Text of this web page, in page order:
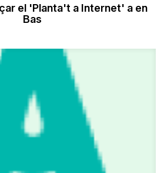
el 'Planta't a Internet' a en
Bas